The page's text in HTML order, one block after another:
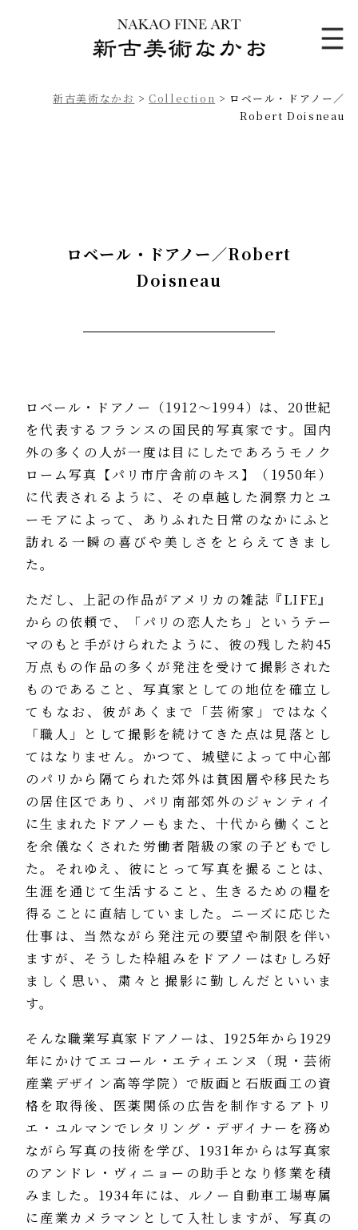
新古美術なかお > Collection > ロベール・ドアノー／
Robert Doisneau
ロベール・ドアノー／Robert
Doisneau
ロベール・ドアノー（1912～1994）は、20世紀
を代表するフランスの国民的写真家です。国内
外の多くの人が一度は目にしたであろうモノク
ローム写真【パリ市庁舎前のキス】（1950年）
に代表されるように、その卓越した洞察力とユ
ーモアによって、ありふれた日常のなかにふと
訪れる一瞬の喜びや美しさをとらえてきまし
た。
ただし、上記の作品がアメリカの雑誌『LIFE』
からの依頼で、「パリの恋人たち」というテー
マのもと手がけられたように、彼の残した約45
万点もの作品の多くが発注を受けて撮影された
ものであること、写真家としての地位を確立し
てもなお、彼があくまで「芸術家」ではなく
「職人」として撮影を続けてきた点は見落とし
てはなりません。かつて、城壁によって中心部
のパリから隔てられた郊外は貧困層や移民たち
の居住区であり、パリ南部郊外のジャンティイ
に生まれたドアノーもまた、十代から働くこと
を余儀なくされた労働者階級の家の子どもでし
た。それゆえ、彼にとって写真を撮ることは、
生涯を通じて生活すること、生きるための糧を
得ることに直結していました。ニーズに応じた
仕事は、当然ながら発注元の要望や制限を伴い
ますが、そうした枠組みをドアノーはむしろ好
ましく思い、粛々と撮影に勤しんだといいま
す。
そんな職業写真家ドアノーは、1925年から1929
年にかけてエコール・エティエンヌ（現・芸術
産業デザイン高等学院）で版画と石版画工の資
格を取得後、医薬関係の広告を制作するアトリ
エ・ユルマンでレタリング・デザイナーを務め
ながら写真の技術を学び、1931年からは写真家
のアンドレ・ヴィニョーの助手となり修業を積
みました。1934年には、ルノー自動車工場専属
に産業カメラマンとして入社しますが、写真の